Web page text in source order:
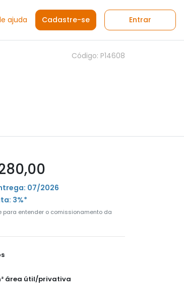
ajuda Cadastre-se Entrar
Código: P14608
07/2026
3%*
para entender o comissionamento da
área útil/privativa